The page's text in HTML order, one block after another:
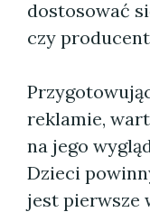
dostosować
czy
reklamie,
na jego
Dzieci
jest pierwsze